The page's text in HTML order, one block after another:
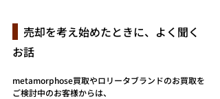
売却を考え始めたときに、よく聞く
お話
metamorphose買取やロリータブランドのお買取を
ご検討中のお客様からは、